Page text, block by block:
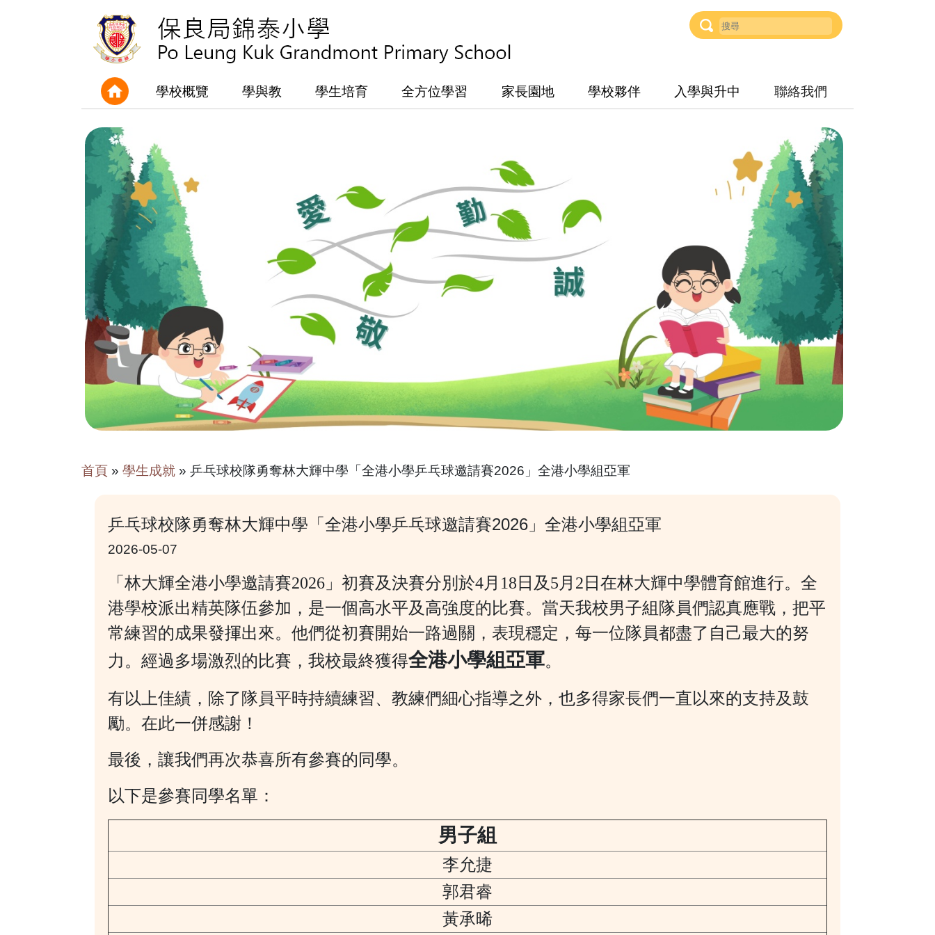
學校概覽 學與教 學生培育 全方位學習 家長園地 學校夥伴 入學與升中 聯絡我們
首頁 » 學生成就 » 乒乓球校隊勇奪林大輝中學「全港小學乒乓球邀請賽2026」全港小學組亞軍
乒乓球校隊勇奪林大輝中學「全港小學乒乓球邀請賽2026」全港小學組亞軍
2026-05-07
「林大輝全港小學邀請賽2026」初賽及決賽分別於4月18日及5月2日在林大輝中學體育館進行。全
港學校派出精英隊伍參加，是一個高水平及高強度的比賽。當天我校男子組隊員們認真應戰，把平
常練習的成果發揮出來。 他們從初賽開始一路過關，表現穩定，每一位隊員都盡了自己最大的努
力。經過多場激烈的比賽，我校最終獲得全港小學組亞軍。
有以上佳績，除了隊員平時持續練習、教練們細心指導之外，也多得家長們一直以來的支持及鼓
勵。在此一併感謝！
最後，讓我們再次恭喜所有參賽的同學。
以下是參賽同學名單：
男子組
李允捷
郭君睿
黃承晞